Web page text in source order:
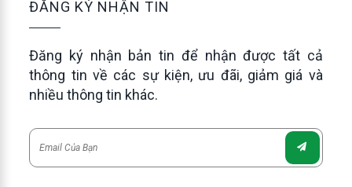
ĐĂNG KÝ NHẬN TIN
Đăng ký nhận bản tin để nhận được tất cả
thông tin về các sự kiện, ưu đãi, giảm giá và
nhiều thông tin khác.